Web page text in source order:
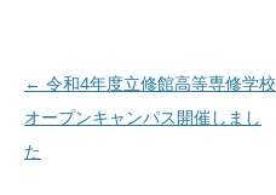
投
稿
ナ
← 令和4年度立修館高等専修学校
オープンキャンパス開催しまし
た